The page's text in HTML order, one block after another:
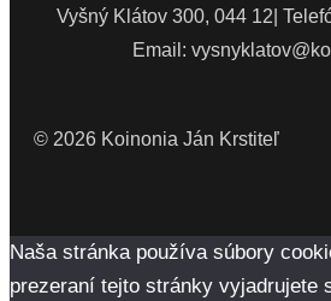
Vyšný Klátov 300, 044 12|
Email:
© 2026 Koinonia Ján Krstiteľ
Naša stránka používa súbory
prezeraní tejto stránky vyjadrujete